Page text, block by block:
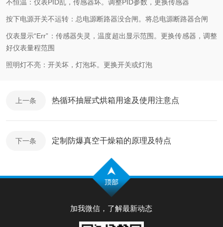
不恒温：仪表PID乱，传感器坏。调整PID参数，更换传感器
按下电源开关不运转：总电源断路器没合闸。将总电源断路器合闸
仪表显示“Err”：传感器失灵，温度超出显示范围。更换传感器，调整
好仪表量程范围
照明灯不亮：开关坏，灯泡坏。更换开关或灯泡
上一条 热循环抽屉式烘箱用途及使用注意点
下一条 定制防爆真空干燥箱的原理及特点
加我微信，了解最新动态